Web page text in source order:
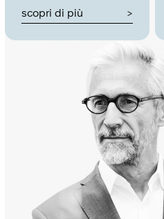
scopri di più